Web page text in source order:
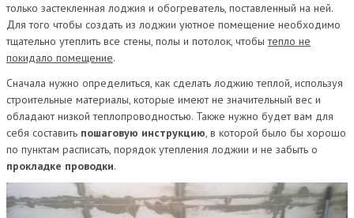
только застекленная лоджия и обогреватель, поставленный на ней.
Для того чтобы создать из лоджии уютное помещение необходимо
тщательно утеплить все стены, полы и потолок, чтобытепло не
покидало помещение.
Сначала нужно определиться, как сделать лоджию теплой, используя
строительные материалы, которые имеют не значительный вес и
обладают низкой теплопроводностью. Также нужно будет вам для
себя составить пошаговую инструкцию , в которой было бы хорошо
по пунктам расписать, порядок утепления лоджии и не забыть о
прокладке проводки.